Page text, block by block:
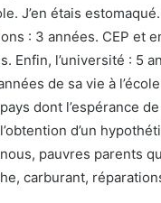
J’en étais
: 3 années. CEP et
Enfin, l’université : 5
de sa vie à
dont l’espérance
d’un
pauvres parents
carburant,